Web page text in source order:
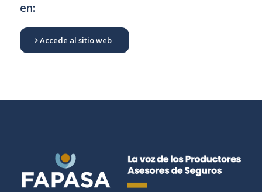
en:
Accede al sitio web